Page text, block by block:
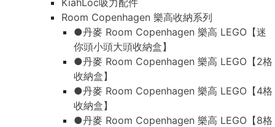
KiahLoc吸力配件
Room Copenhagen 樂高收納系列
●丹麥 Room Copenhagen 樂高 LEGO【迷
你頭小頭大頭收納盒】
●丹麥 Room Copenhagen 樂高 LEGO【2格
收納盒】
●丹麥 Room Copenhagen 樂高 LEGO【4格
收納盒】
●丹麥 Room Copenhagen 樂高 LEGO【8格